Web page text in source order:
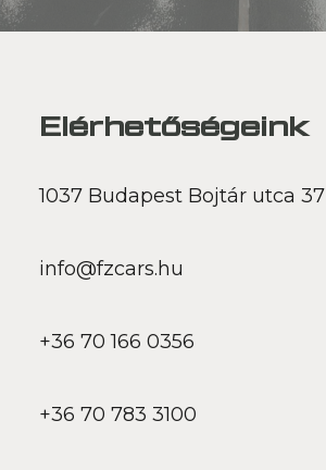
Elérhetőségeink
1037 Budapest Bojtár utca 37
info@fzcars.hu
+36 70 166 0356
+36 70 783 3100